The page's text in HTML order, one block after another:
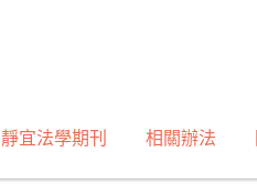
靜宜法學期刊 相關辦法